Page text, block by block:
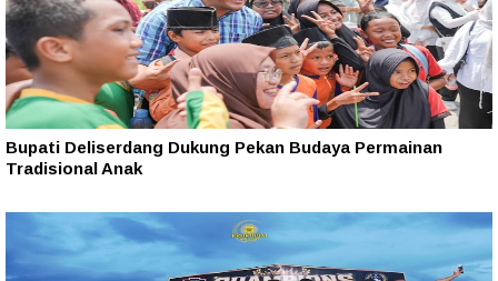
Bupati Deliserdang Dukung Pekan Budaya Permainan
Tradisional Anak